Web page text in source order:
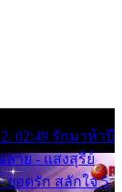
02:49 รักมาห้าปี
ลาย - แสงสุรีย์
ยอดรัก สลักใจ 5.